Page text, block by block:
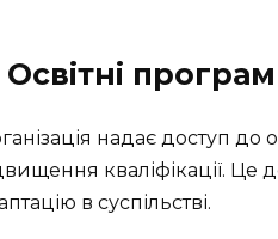
Освітні
надає доступ до
кваліфікації.
в суспільстві.